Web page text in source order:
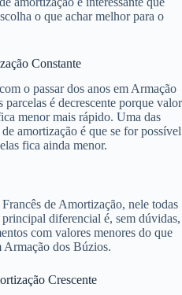
o que achar melhor para o
Constante
o passar dos anos em Armação
é decrescente porque valor
menor mais rápido. Uma das
amortização é que se for possível
fica ainda menor.
de Amortização, nele todas
diferencial é, sem dúvidas,
com valores menores do que
Armação dos Búzios.
Crescente